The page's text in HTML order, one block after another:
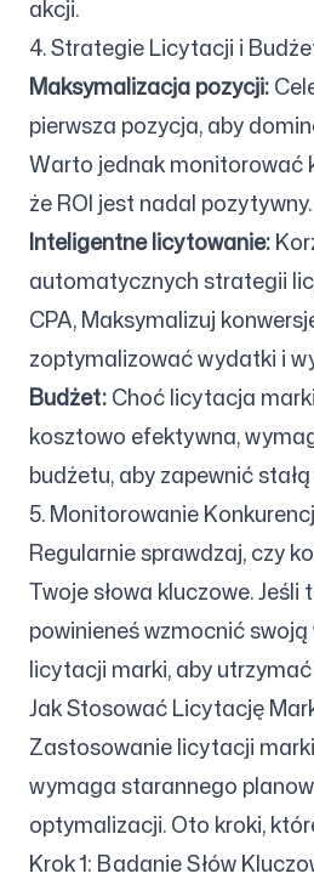
akcji.
4. Strategie Licytacji i
Maksymalizacja pozycji:
pierwsza pozycja, aby
Warto jednak monitorować
że ROI jest nadal pozytywny.
Inteligentne licytowanie:
automatycznych strategii
CPA, Maksymalizuj
zoptymalizować wydatki i
Budżet:Choć licytacja
kosztowo efektywna,
budżetu, aby zapewnić
5. Monitorowanie
Regularnie sprawdzaj, czy
Twoje słowa kluczowe.
powinieneś wzmocnić
licytacji marki, aby
Jak Stosować Licytację
Zastosowanie licytacji
wymaga starannego
optymalizacji. Oto kroki,
Krok 1: Badanie Słów